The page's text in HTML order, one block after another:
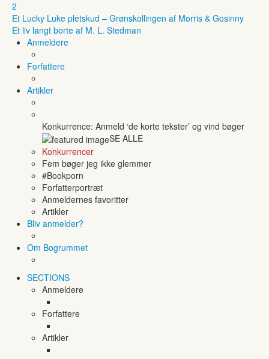
2
Et Lucky Luke pletskud – Grønskollingen af Morris & Gosinny
Et liv langt borte af M. L. Stedman
Anmeldere
Forfattere
Artikler
Konkurrence: Anmeld ‘de korte tekster’ og vind bøger
SE ALLE
Konkurrencer
Fem bøger jeg ikke glemmer
#Bookporn
Forfatterportræt
Anmeldernes favoritter
Artikler
Bliv anmelder?
Om Bogrummet
SECTIONS
Anmeldere
Forfattere
Artikler